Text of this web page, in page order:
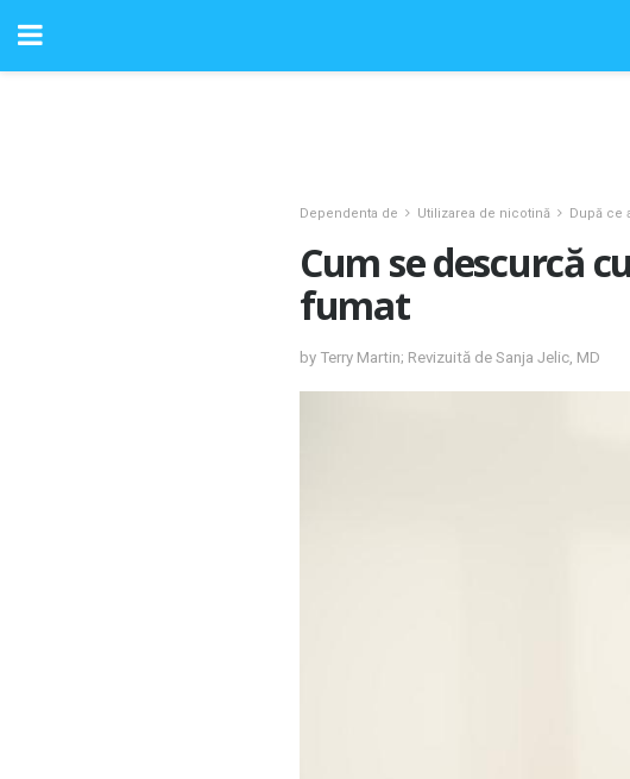
Dependenta de Utilizarea de nicotină După ce
Cum se descurcă
fumat
by Terry Martin; Revizuită de Sanja Jelic, MD